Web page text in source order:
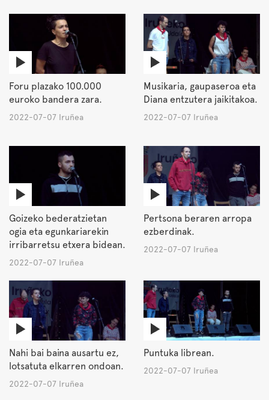
Foru plazako 100.000
euroko bandera zara.
2022-07-07 Iruñea
Musikaria, gaupaseroa eta
Diana entzutera jaikitakoa.
2022-07-07 Iruñea
Goizeko bederatzietan
ogia eta egunkariarekin
irribarretsu etxera bidean.
2022-07-07 Iruñea
Pertsona beraren arropa
ezberdinak.
2022-07-07 Iruñea
Nahi bai baina ausartu ez,
lotsatuta elkarren ondoan.
2022-07-07 Iruñea
Puntuka librean.
2022-07-07 Iruñea